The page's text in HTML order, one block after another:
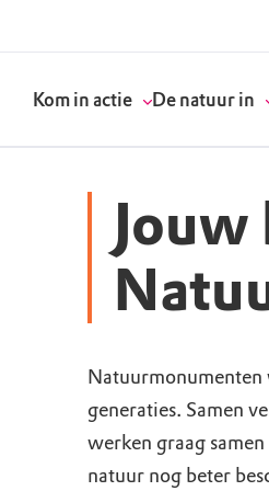
Kom in actie De natuur in
generaties. Samen
werken graag
natuur nog beter